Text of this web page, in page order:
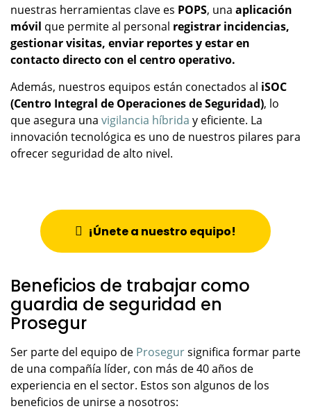
nuestras herramientas clave es POPS, una aplicación
móvil que permite al personal registrar incidencias,
gestionar visitas, enviar reportes y estar en
contacto directo con el centro operativo.
Además, nuestros equipos están conectados al iSOC
(Centro Integral de Operaciones de Seguridad), lo
que asegura una vigilancia híbrida y eficiente. La
innovación tecnológica es uno de nuestros pilares para
ofrecer seguridad de alto nivel.
¡Únete a nuestro equipo!
Beneficios de trabajar como
guardia de seguridad en
Prosegur
Ser parte del equipo de Prosegursignifica formar parte
de una compañía líder, con más de 40 años de
experiencia en el sector. Estos son algunos de los
beneficios de unirse a nosotros: